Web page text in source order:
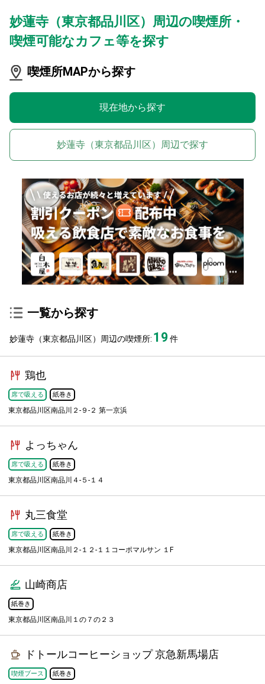
妙蓮寺（東京都品川区）周辺の喫煙所・
喫煙可能なカフェ等を探す
喫煙所MAPから探す
現在地から探す
妙蓮寺（東京都品川区）周辺で探す
一覧から探す
妙蓮寺（東京都品川区）周辺の喫煙所: 19 件
鶏也
席で吸える 紙巻き
東京都品川区南品川２-９-２ 第一京浜
よっちゃん
席で吸える 紙巻き
東京都品川区南品川４-５-１４
丸三食堂
席で吸える 紙巻き
東京都品川区南品川２-１２-１１コーポマルサン １F
山崎商店
紙巻き
東京都品川区南品川１の７の２３
ドトールコーヒーショップ 京急新馬場店
喫煙ブース 紙巻き